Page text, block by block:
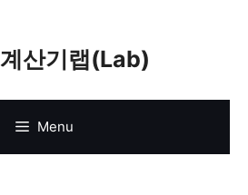
계산기랩(Lab)
Menu